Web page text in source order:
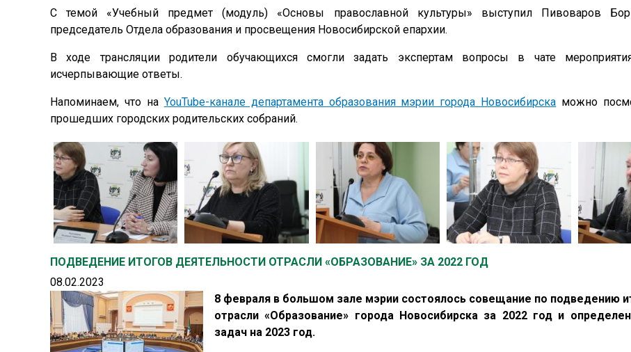
С темой «Учебный предмет (модуль) «Основы православной культуры» выступил Пивоваров
председатель Отдела образования и просвещения Новосибирской епархии.
В ходе трансляции родители обучающихся смогли задать экспертам вопросы в чате
исчерпывающие ответы.
Напоминаем, что на YouTube-канале департамента образования мэрии города Новосибирска можно
прошедших городских родительских собраний.
ПОДВЕДЕНИЕ ИТОГОВ ДЕЯТЕЛЬНОСТИ ОТРАСЛИ «ОБРАЗОВАНИЕ» ЗА 2022 ГОД
08.02.2023
8 февраля в большом зале мэрии состоялось совещание по подведению
отрасли «Образование» города Новосибирска за 2022 год и
задач на 2023 год.